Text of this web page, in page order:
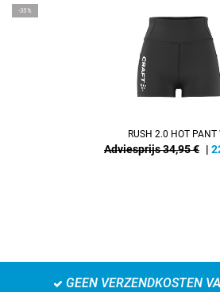
-35%
RUSH 2.0 HOT PANT
Adviesprijs 34,95 € |
GEEN VERZENDKOSTEN